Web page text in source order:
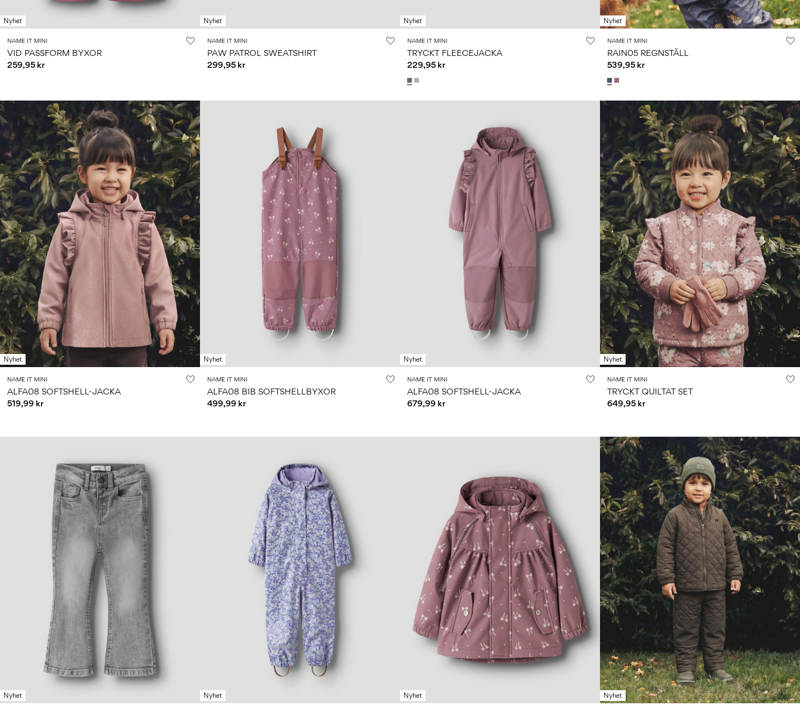
Nyhet
NAME IT MINI
VID PASSFORM BYXOR
259,95 kr
Nyhet
NAME IT MINI
PAW PATROL SWEATSHIRT
299,95 kr
Nyhet
NAME IT MINI
TRYCKT FLEECEJACKA
229,95 kr
Nyhet
NAME IT MINI
RAIN05 REGNSTÄLL
539,95 kr
Nyhet
NAME IT MINI
ALFA08 SOFTSHELL-JACKA
519,99 kr
Nyhet
NAME IT MINI
ALFA08 BIB SOFTSHELLBYXOR
499,99 kr
Nyhet
NAME IT MINI
ALFA08 SOFTSHELL-JACKA
679,99 kr
Nyhet
NAME IT MINI
TRYCKT QUILTAT SET
649,95 kr
Nyhet Nyhet Nyhet Nyhet